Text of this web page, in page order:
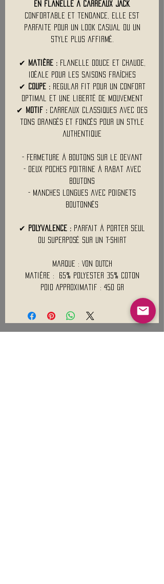
en flanelle à carreaux JACK.
Confortable et tendance, elle est
parfaite pour un look casual ou un
style plus affirmé.
✔ Matière :Flanelle douce et chaude,
idéale pour les saisons fraîches
✔
Coupe :Regular fit pour un confort
optimal et une liberté de mouvement
✔
Motif : Carreaux classiques avec des
tons orangés et foncés pour un style
authentique
- Fermeture à boutons sur le devant
- Deux poches poitrine à rabat avec
boutons
- Manches longues avec poignets
boutonnés
✔ Polyvalence : Parfait à porter seul
ou superposé sur un t-shirt
Marque : VON DUTCH
Matière : 65% polyester 35% coton
Poid Approximatif : 450 Gr